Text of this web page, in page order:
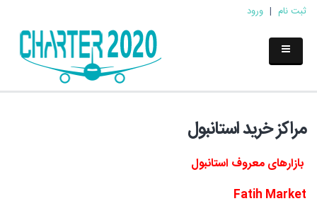
ثبت نام | ورود
مراکز خرید استانبول
بازارهای معروف استانبول
Fatih Market